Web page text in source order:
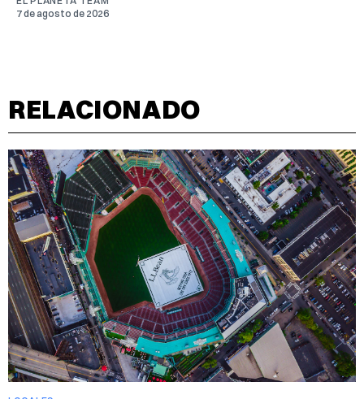
7 de agosto de 2026
RELACIONADO